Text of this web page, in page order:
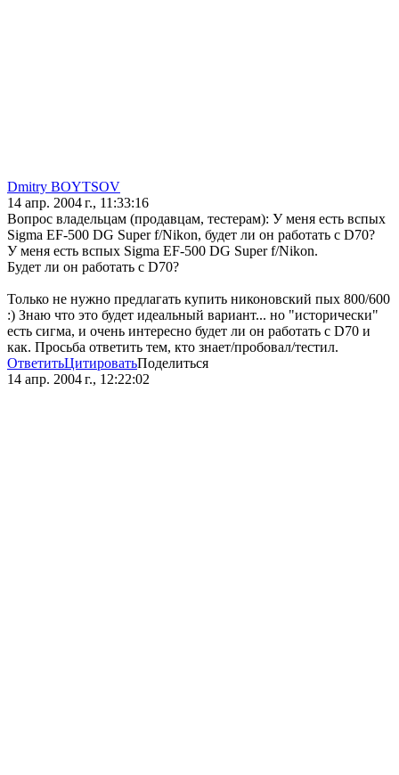
Dmitry BOYTSOV
14 апр. 2004 г., 11:33:16
Вопрос владельцам (продавцам, тестерам): У меня есть вспых
Sigma EF-500 DG Super f/Nikon, будет ли он работать с D70?
У меня есть вспых Sigma EF-500 DG Super f/Nikon.
Будет ли он работать с D70?
Только не нужно предлагать купить никоновский пых 800/600
:) Знаю что это будет идеальный вариант... но "исторически"
есть сигма, и очень интересно будет ли он работать с D70 и
как. Просьба ответить тем, кто знает/пробовал/тестил.
ОтветитьЦитироватьПоделиться
14 апр. 2004 г., 12:22:02